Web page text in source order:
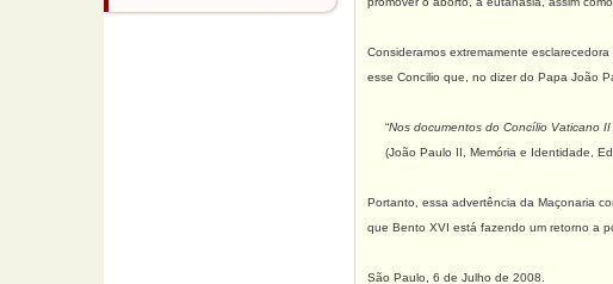
Consideramos extremamente
esse Concilio que, no dizer do Papa João
“Nos documentos do Concílio Vaticano
(João Paulo II, Memória e Identidade, Ed
Portanto, essa advertência da Maçonaria
que Bento XVI está fazendo um retorno a
São Paulo, 6 de Julho de 2008.